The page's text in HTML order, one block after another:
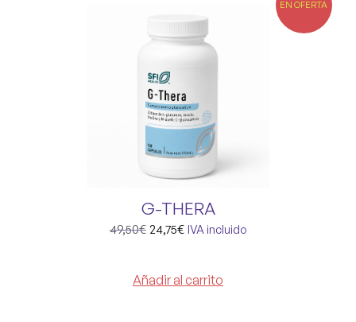
EN OFERTA
G-THERA
49,50€ 24,75€ IVA incluido
Añadir al carrito